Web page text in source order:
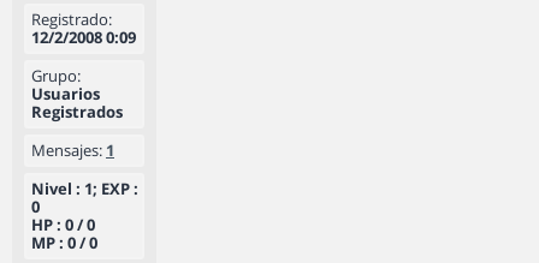
Registrado:
12/2/2008 0:09
Grupo:
Usuarios
Registrados
Mensajes: 1
Nivel : 1; EXP :
0
HP : 0 / 0
MP : 0 / 0